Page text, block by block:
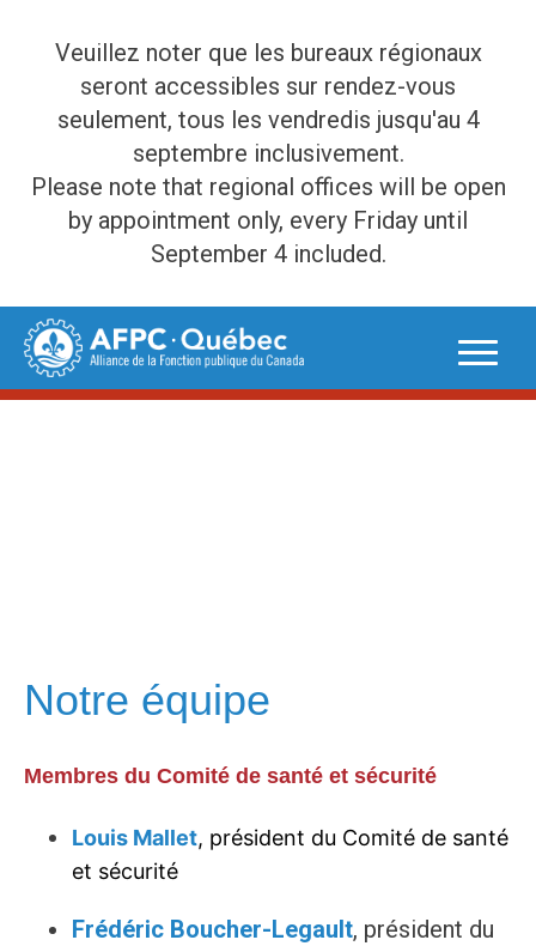
Veuillez noter que les bureaux régionaux
seront accessibles sur rendez-vous
seulement, tous les vendredis jusqu'au 4
septembre inclusivement.
Please note that regional offices will be open
by appointment only, every Friday until
September 4 included.
Skip
content
Notre équipe
Membres du Comité de santé et sécurité
Louis Mallet, président du Comité de santé
et sécurité
Frédéric Boucher-Legault, président du